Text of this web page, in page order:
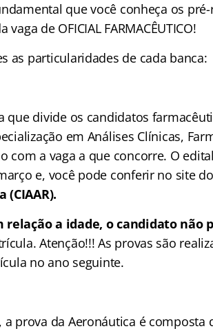
que você conheça os
de OFICIAL FARMACÊUTICO!
as particularidades de cada banca:
que divide os candidatos
em Análises Clínicas,
com a vaga a que concorre. O
e, você pode conferir no site do
(CIAAR).
a idade, o candidato não
Atenção!!! As provas são
no ano seguinte.
prova da Aeronáutica é composta